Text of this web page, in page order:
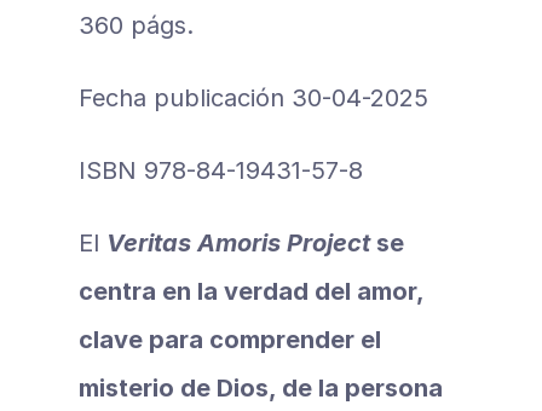
360 págs.
Fecha publicación 30-04-2025
ISBN 978-84-19431-57-8
El Veritas Amoris Project se
centra en la verdad del amor,
clave para comprender el
misterio de Dios, de la persona